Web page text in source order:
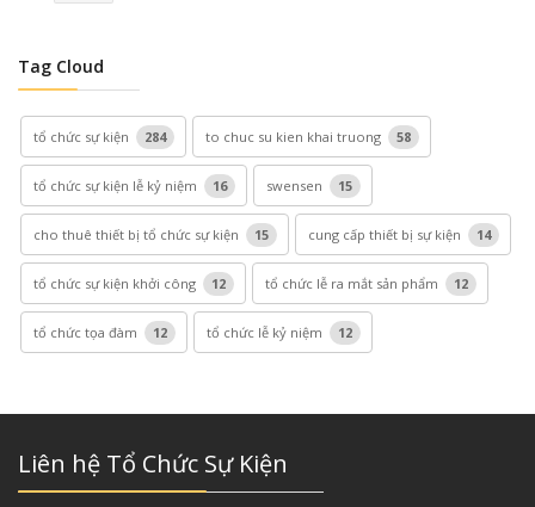
Tag Cloud
tổ chức sự kiện 284 to chuc su kien khai truong 58
tổ chức sự kiện lễ kỷ niệm 16 swensen 15
cho thuê thiết bị tổ chức sự kiện 15 cung cấp thiết bị sự kiện 14
tổ chức sự kiện khởi công 12 tổ chức lễ ra mắt sản phẩm 12
tổ chức tọa đàm 12 tổ chức lễ kỷ niệm 12
Liên hệ Tổ Chức Sự Kiện